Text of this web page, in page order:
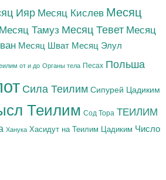
Ияр Месяц Кислев Месяц
Месяц Тамуз Месяц Тевет Месяц
Месяц Шват Месяц Элул
от и до Органы тела Песах Польша
Сила Теилим Сипурей Цадиким
Теилим Сод Тора ТЕИЛИМ
Ханука Хасидут на Теилим Цадиким Число